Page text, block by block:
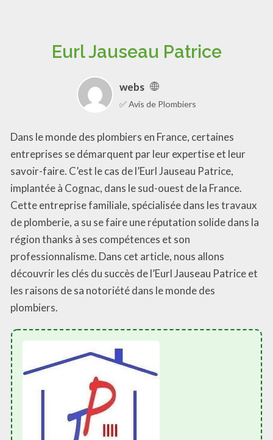
Eurl Jauseau Patrice
webs
✅ Avis de Plombiers
Dans le monde des plombiers en France, certaines
entreprises se démarquent par leur expertise et leur
savoir-faire. C’est le cas de l’Eurl Jauseau Patrice,
implantée à Cognac, dans le sud-ouest de la France.
Cette entreprise familiale, spécialisée dans les travaux
de plomberie, a su se faire une réputation solide dans la
région thanks à ses compétences et son
professionnalisme. Dans cet article, nous allons
découvrir les clés du succès de l’Eurl Jauseau Patrice et
les raisons de sa notoriété dans le monde des
plombiers.